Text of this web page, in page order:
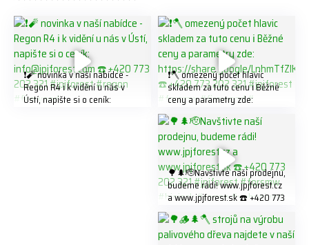
❗️🧨 novinka v naší nabídce -
Regon R4 ℹ️ k vidění u nás v
Ústí, napište si o ceník:
❗️🪓 omezený počet hlavic
skladem za tuto cenu ℹ️ Běžné
ceny a parametry zde:
https://share.google/LnhmTfZl
K8W5t7i6o ☎️ +420 773 202
321 #jpjforest #forsmw
#firewood #
🌳🌲🫡Navštivte naší prodejnu,
budeme rádi! www.jpjforest.cz
a www.jpjforest.sk ☎️ +420 773
202 321 #jpjforest #forsmw
#biojack #regon #vahvajussi